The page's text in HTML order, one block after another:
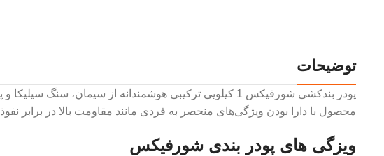
توضیحات
پودر بندکشی شورفیکس 1 کیلویی ترکیبی هوشمندانه از
محصول با دارا بودن ویژگی‌های منحصر به فردی مانند مقاومت بالا در برابر
ویزگی های پودر بندی شورفیکس